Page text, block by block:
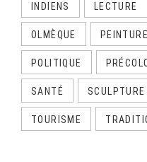
INDIENS LECTURE
OLMÈQUE PEINTURE
POLITIQUE
SANTÉ SCULPTURE
TOURISME